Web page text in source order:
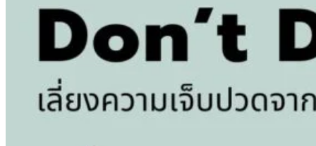
About Us
Instructors
Class Detail
Packages
Workshops
Articles